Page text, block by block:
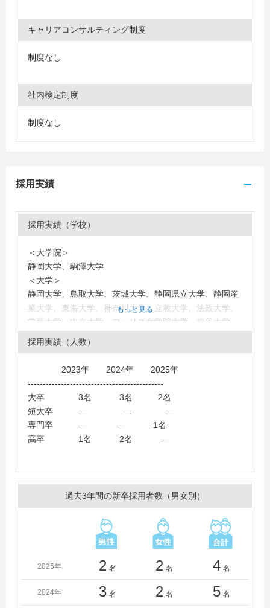
キャリアコンサルティング制度
制度なし
社内検定制度
制度なし
採用実績
採用実績（学校）
＜大学院＞
静岡大学、駒澤大学
＜大学＞
静岡大学、鳥取大学、茨城大学、静岡県立大学、静岡産
業大学、東海大学、神奈川大学、立教大学、法政大学、
常葉大学、中京大学、フェリス女学院大学、龍谷大学、
金沢大学、名古屋外国語大学、静岡文化芸術大学、聖心
女子大学、佛教大学、東京農業大学、愛知学泉大学、大
大原簿記情報医療専門学校静岡校、静岡デザイン専門学
校、専門学校ノアデザインカレッジ、ＨＡＬ大阪
もっと見る
採用実績（人数）
2023年 2024年 2025年
---------------------------------------------
大卒 3名 3名 2名
短大卒 ― ― ―
専門卒 ― ― 1名
高卒 1名 2名 ―
過去3年間の新卒採用者数（男女別）
2025年 2 名 2 名 4 名
2024年 3 名 2 名 5 名